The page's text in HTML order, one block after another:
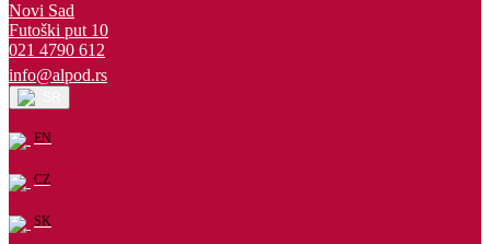
Novi Sad
Futoški put 10
021 4790 612
info@alpod.rs
EN
CZ
SK